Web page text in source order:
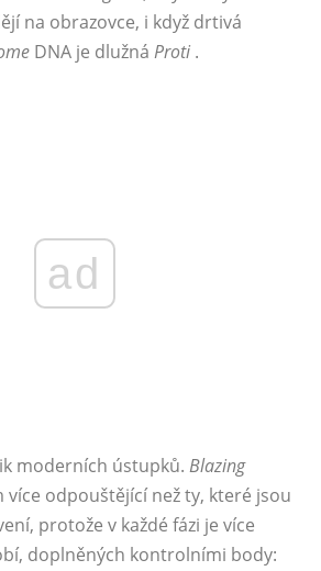
na obrazovce, i když drtivá
DNA je dlužná Proti .
ad
moderních ústupků. Blazing
více odpouštějící než ty, které jsou
protože v každé fázi je více
doplněných kontrolními body: